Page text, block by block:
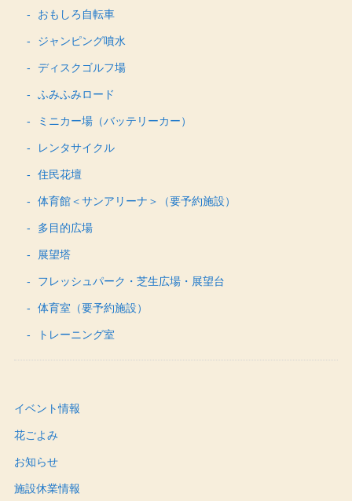
おもしろ自転車
ジャンピング噴水
ディスクゴルフ場
ふみふみロード
ミニカー場（バッテリーカー）
レンタサイクル
住民花壇
体育館＜サンアリーナ＞（要予約施設）
多目的広場
展望塔
フレッシュパーク・芝生広場・展望台
体育室（要予約施設）
トレーニング室
イベント情報
花ごよみ
お知らせ
施設休業情報